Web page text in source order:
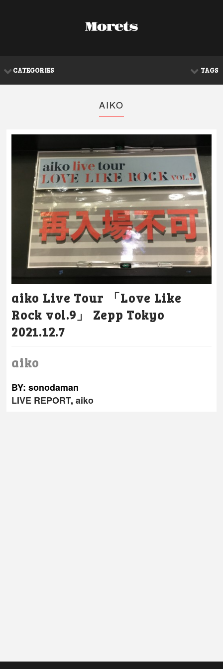
CATEGORIES TAGS
AIKO
aiko Live Tour 「Love Like
Rock vol.9」 Zepp Tokyo
2021.12.7
aiko
BY: sonodaman
LIVE REPORT,aiko